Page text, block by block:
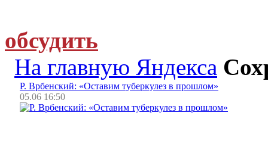
обсудить
На главную Яндекса
Р. Врбенский: «Оставим туберкулез в прошлом»
05.06 16:50